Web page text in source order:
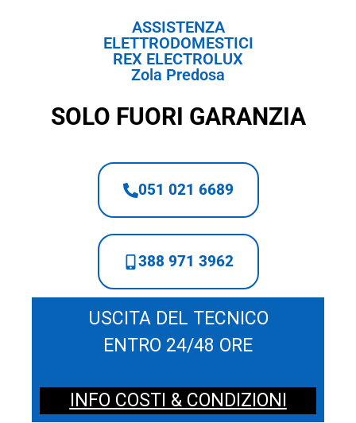
ASSISTENZA
ELETTRODOMESTICI
REX ELECTROLUX
Zola Predosa
SOLO FUORI GARANZIA
051 021 6689
388 971 3962
USCITA DEL TECNICO
ENTRO 24/48 ORE
INFO COSTI & CONDIZIONI